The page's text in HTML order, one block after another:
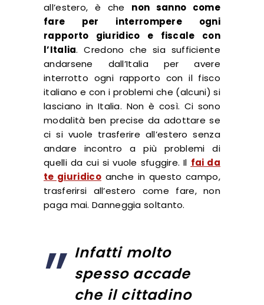
all’estero, è che non sanno come
fare per interrompere ogni
rapporto giuridico e fiscale con
l’Italia. Credono che sia sufficiente
andarsene dall’Italia per avere
interrotto ogni rapporto con il fisco
italiano e con i problemi che (alcuni) si
lasciano in Italia. Non è così. Ci sono
modalità ben precise da adottare se
ci si vuole trasferire all’estero senza
andare incontro a più problemi di
quelli da cui si vuole sfuggire. Il fai da
te giuridicoanche in questo campo,
trasferirsi all’estero come fare, non
paga mai. Danneggia soltanto.
Infatti molto
spesso accade
che il cittadino